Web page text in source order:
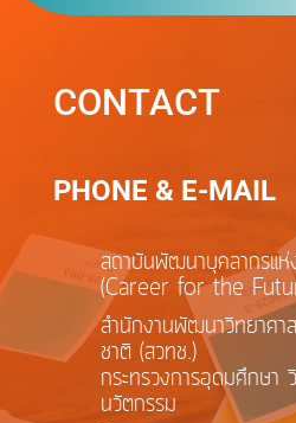
CONTACT
PHONE & E-MAIL
สถาบันพัฒนาบุคลากรแ
(Career for the
สำนักงานพัฒนาวิทยาศาส
ชาติ (สวทช.)
กระทรวงการอุดมศึกษา
นวัตกรรม